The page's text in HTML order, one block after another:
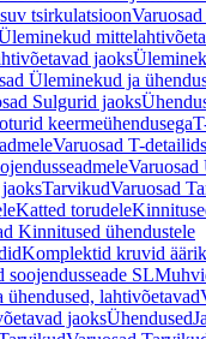
tsirkulatsioonVaruosad
jaoks
Üleminekud ja
Sulgurid jaoks
keermeühendusega
Varuosad T-
Varuosad
TarvikudVaruosad
Katted torudele
Kinnitused ühendustele
Komplektid kruvid
soojendusseade SL
lahtivõetavad
jaoksÜhendused